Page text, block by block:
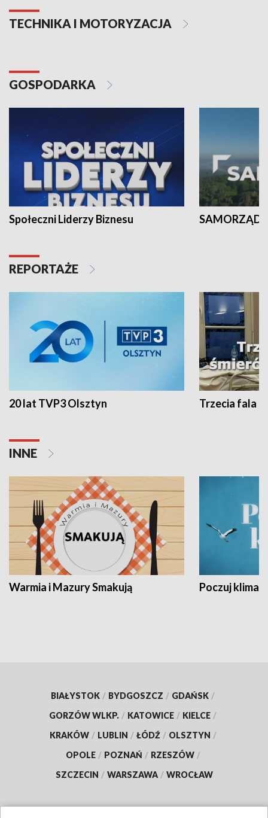
TECHNIKA I MOTORYZACJA
GOSPODARKA
Społeczni Liderzy Biznesu SAMORZĄD
REPORTAŻE
20 lat TVP3 Olsztyn Trzecia fala -
INNE
Warmia i Mazury Smakują Poczuj klimat
BIAŁYSTOK / BYDGOSZCZ / GDAŃSK /
GORZÓW WLKP. / KATOWICE / KIELCE /
KRAKÓW / LUBLIN / ŁÓDŹ / OLSZTYN /
OPOLE / POZNAŃ / RZESZÓW /
SZCZECIN / WARSZAWA / WROCŁAW